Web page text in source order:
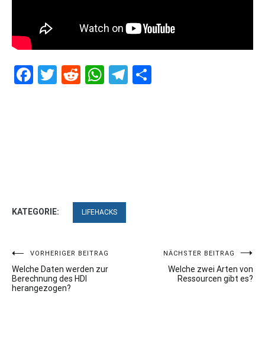
Facebook
Twitter
RedditWhatsApp
Telegram
KATEGORIE: LIFEHACKS
Beitragsnavigation
VORHERIGER BEITRAG
Welche Daten werden zur
Berechnung des HDI
herangezogen?
NÄCHSTER BEITRAG
Welche zwei Arten von
Ressourcen gibt es?